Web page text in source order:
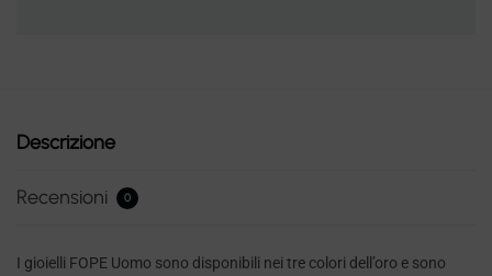
Descrizione
Recensioni 0
I gioielli FOPE Uomo sono disponibili nei tre colori dell’oro e sono